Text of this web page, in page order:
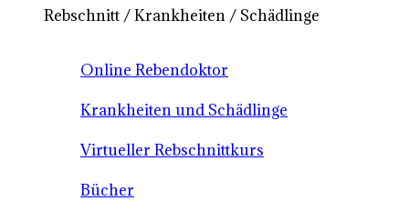
Rebschnitt / Krankheiten / Schädlinge
Online Rebendoktor
Krankheiten und Schädlinge
Virtueller Rebschnittkurs
Bücher